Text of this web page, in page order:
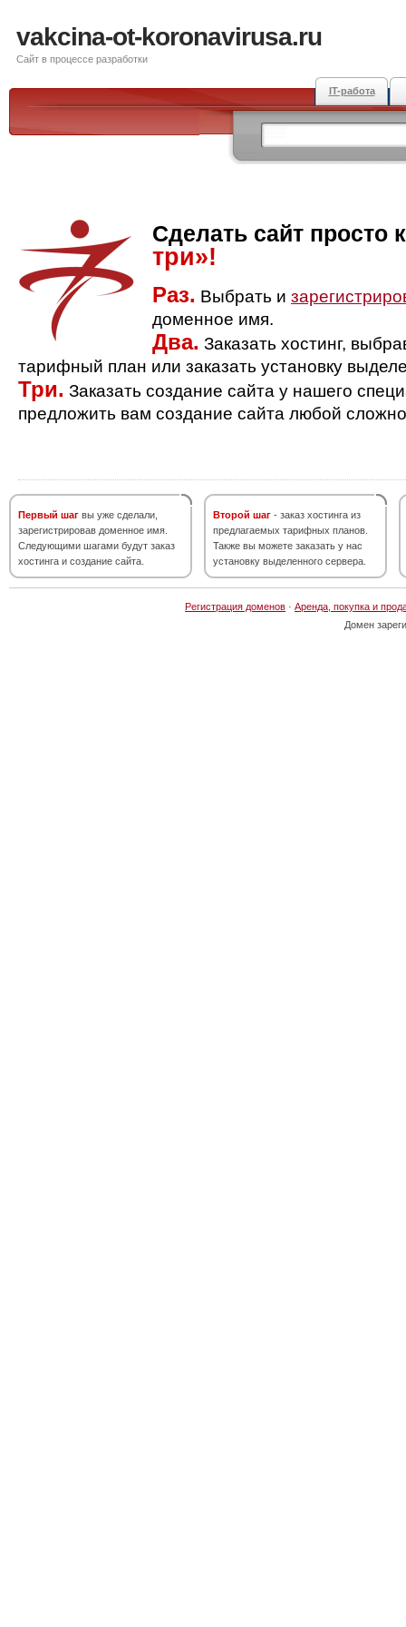
vakcina-ot-koronavirusa.ru
Сайт в процессе разработки
IT-работа
Сделать сайт просто
три»!
Раз. Выбрать и
доменное имя.
Два. Заказать хостинг,
тарифный план или заказать установку
Три. Заказать создание сайта у нашего
предложить вам создание сайта любой
Первый шаг вы уже сделали,
зарегистрировав доменное имя.
Следующими шагами будут заказ
хостинга и создание сайта.
Второй шаг - заказ хостинга из
предлагаемых тарифных планов.
Также вы можете заказать у нас
установку выделенного сервера.
Регистрация доменов · Аренда, покупка и
Домен